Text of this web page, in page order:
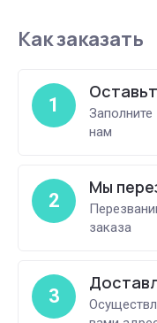
Как заказать
1
Заполните
нам
2
Мы
заказа
3